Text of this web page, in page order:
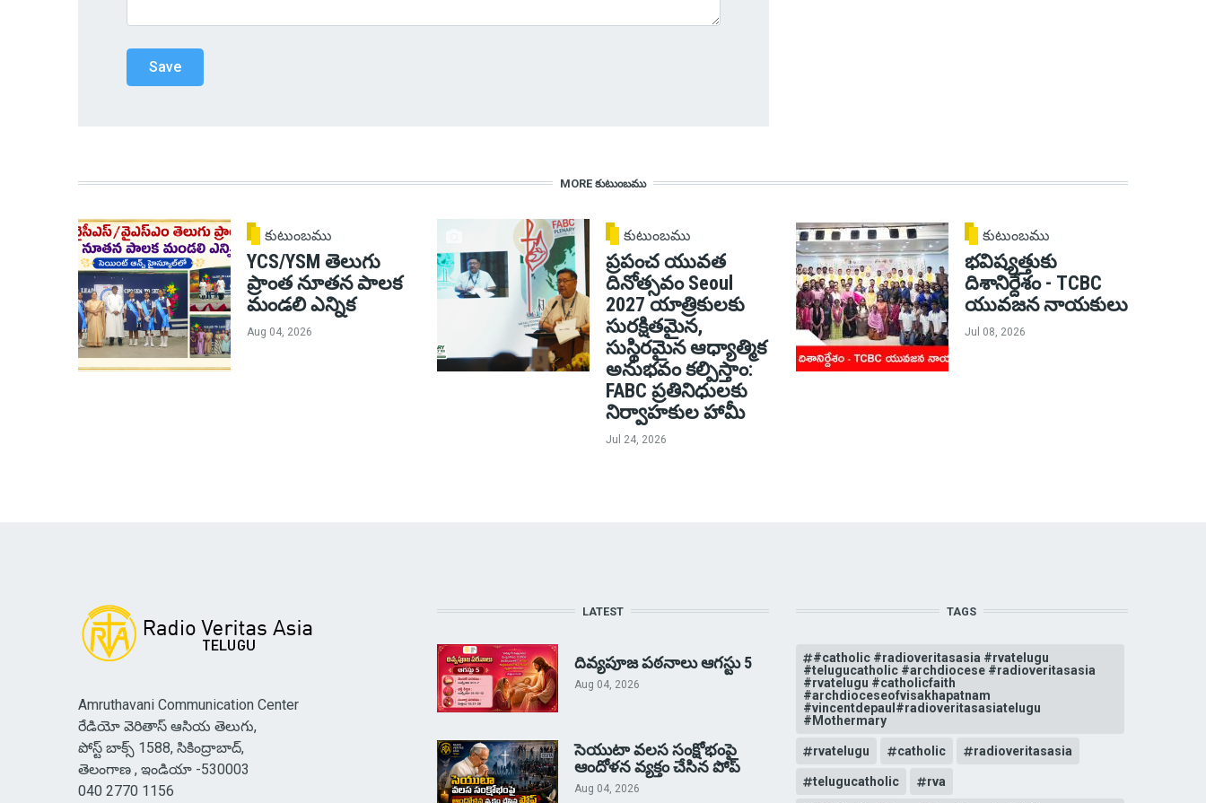
MORE కుటుంబము
కుటుంబము
YCS/YSM తెలుగు
ప్రాంత నూతన పాలక
మండలి ఎన్నిక
Aug 04, 2026
కుటుంబము
ప్రపంచ యువత
దినోత్సవం Seoul
2027 యాత్రికులకు
సురక్షితమైన,
సుస్థిరమైన ఆధ్యాత్మిక
అనుభవం కల్పిస్తాం:
FABC ప్రతినిధులకు
నిర్వాహకుల హామీ
Jul 24, 2026
కుటుంబము
భవిష్యత్తుకు
దిశానిర్దేశం - TCBC
యువజన నాయకులు
Jul 08, 2026
Amruthavani Communication Center
రేడియో వెరితాస్ ఆసియ తెలుగు,
పోస్ట్ బాక్స్ 1588, సికింద్రాబాద్,
తెలంగాణ , ఇండియా -530003
040 2770 1156
LATEST
దివ్యపూజ పఠనాలు ఆగస్టు 5
Aug 04, 2026
సెయుటా వలస సంక్షోభంపై
ఆందోళన వ్యక్తం చేసిన పోప్
Aug 04, 2026
TAGS
#catholic #radioveritasasia #rvatelugu
#telugucatholic #archdiocese #radioveritasasia
#rvatelugu #catholicfaith
#archdioceseofvisakhapatnam
#vincentdepaul#radioveritasasiatelugu
#Mothermary
rvatelugu catholic radioveritasasia
telugucatholic rva